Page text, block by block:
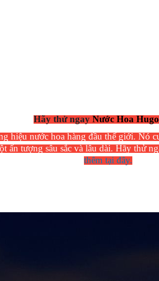
Hãy thử ngay Nước Hoa
hiệu nước hoa hàng đầu thế giới. Nó
ấn tượng sâu sắc và lâu dài. Hãy thử
thêm tại đây.